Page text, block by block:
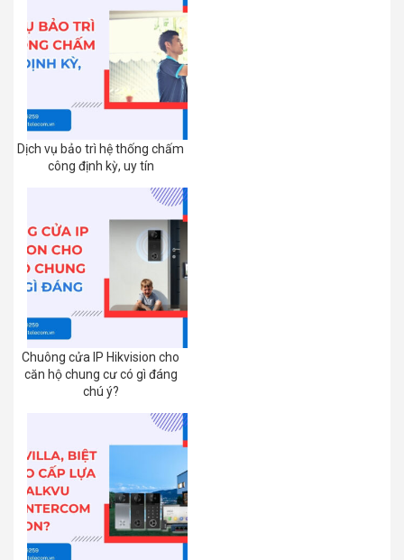
Dịch vụ bảo trì hệ thống chấm
công định kỳ, uy tín
Chuông cửa IP Hikvision cho
căn hộ chung cư có gì đáng
chú ý?